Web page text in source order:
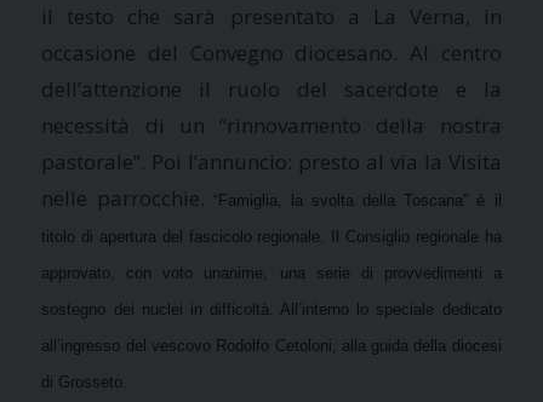
il testo che sarà presentato a La Verna, in
occasione del Convegno diocesano. Al centro
dell’attenzione il ruolo del sacerdote e la
necessità di un “rinnovamento della nostra
pastorale”. Poi l’annuncio: presto al via la Visita
nelle parrocchie.
“Famiglia, la svolta della Toscana” è il
titolo di apertura del fascicolo regionale. Il Consiglio regionale ha
approvato, con voto unanime, una serie di provvedimenti a
sostegno dei nuclei in difficoltà. All’interno lo speciale dedicato
all’ingresso del vescovo Rodolfo Cetoloni, alla guida della diocesi
di Grosseto.